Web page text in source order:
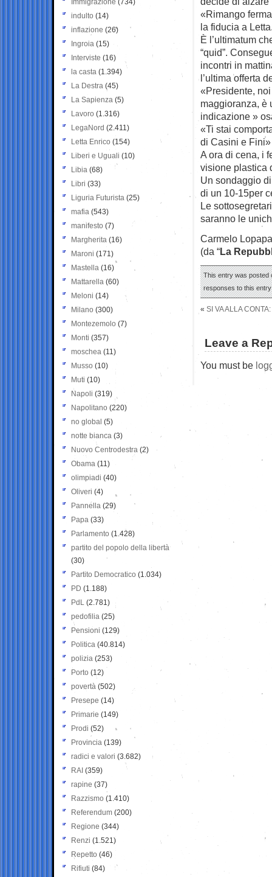
«Rimango
la fiducia a
È l’ultimatum
“quid”.
incontri in
l’ultima offerta
«Presidente,
maggioranza, è
indicazione »
«Ti stai
di Casini e
A ora di cena, i
visione plastica
Un sondaggio
di un 10-15per
Le
saranno le
Carmelo Lopapa
(da “La
This entry was posted
responses to this
« SI VA ALLA
Leave a
You must be
Immigrazione (734)
indulto (14)
inflazione (26)
Ingroia (15)
Interviste (16)
la casta (1.394)
La Destra (45)
La Sapienza (5)
Lavoro (1.316)
LegaNord (2.411)
Letta Enrico (154)
Liberi e Uguali (10)
Libia (68)
Libri (33)
Liguria Futurista (25)
mafia (543)
manifesto (7)
Margherita (16)
Maroni (171)
Mastella (16)
Mattarella (60)
Meloni (14)
Milano (300)
Montezemolo (7)
Monti (357)
moschea (11)
Musso (10)
Muti (10)
Napoli (319)
Napolitano (220)
no global (5)
notte bianca (3)
Nuovo Centrodestra (2)
Obama (11)
olimpiadi (40)
Oliveri (4)
Pannella (29)
Papa (33)
Parlamento (1.428)
partito del popolo della libertà
(30)
Partito Democratico (1.034)
PD (1.188)
PdL (2.781)
pedofilia (25)
Pensioni (129)
Politica (40.814)
polizia (253)
Porto (12)
povertà (502)
Presepe (14)
Primarie (149)
Prodi (52)
Provincia (139)
radici e valori (3.682)
RAI (359)
rapine (37)
Razzismo (1.410)
Referendum (200)
Regione (344)
Renzi (1.521)
Repetto (46)
Rifiuti (84)